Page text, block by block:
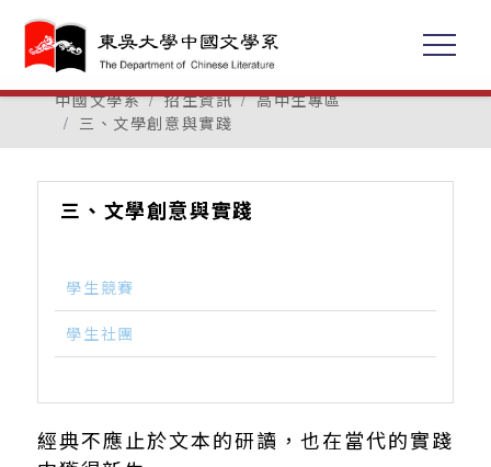
中國文學系 招生資訊
高中生專區
三、文學創意與實踐
三、文學創意與實踐
學生競賽
學生社團
經典不應止於文本的研讀，也在當代的實踐